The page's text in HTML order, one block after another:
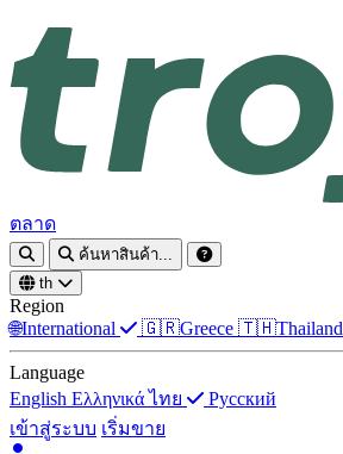
ตลาด
ค้นหาสินค้า...
th
Region
🌐International 🇬🇷Greece 🇹🇭Thailand
Language
English Ελληνικά ไทย
Русский
เข้าสู่ระบบ เริ่มขาย